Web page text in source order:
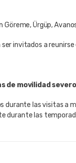
Ürgüp,
invitados a
de movilidad
durante las visitas a
durante las